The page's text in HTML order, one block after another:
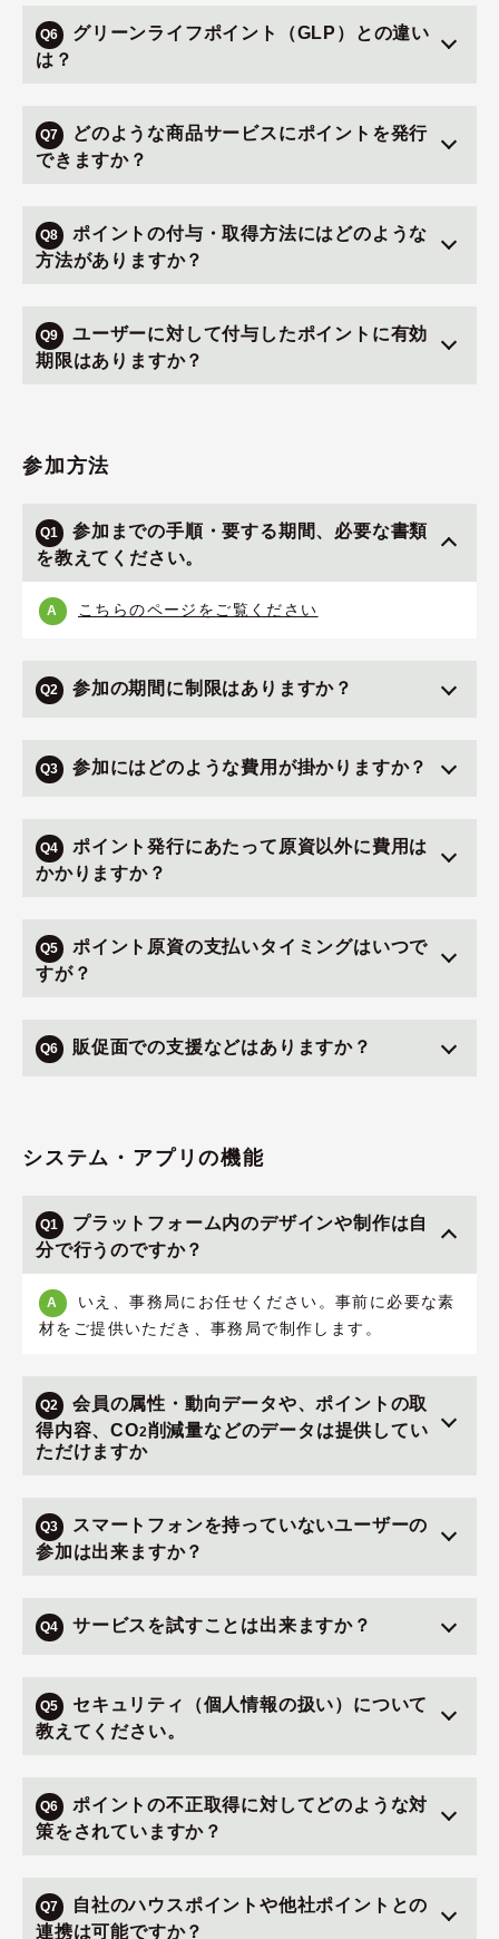
Q6
グリーンライフポイント（GLP）との違い
は？
Q7
どのような商品サービスにポイントを発行
できますか？
Q8
ポイントの付与・取得方法にはどのような
方法がありますか？
Q9
ユーザーに対して付与したポイントに有効
期限はありますか？
参加方法
Q1
参加までの手順・要する期間、必要な書類
を教えてください。
A こちらのページをご覧ください
Q2 参加の期間に制限はありますか？
Q3 参加にはどのような費用が掛かりますか？
Q4
ポイント発行にあたって原資以外に費用は
かかりますか？
Q5
ポイント原資の支払いタイミングはいつで
すが？
Q6 販促面での支援などはありますか？
システム・アプリの機能
Q1
プラットフォーム内のデザインや制作は自
分で行うのですか？
A
いえ、事務局にお任せください。事前に必要な素
材をご提供いただき、事務局で制作します。
Q2
会員の属性・動向データや、ポイントの取
得内容、CO2削減量などのデータは提供してい
ただけますか
Q3
スマートフォンを持っていないユーザーの
参加は出来ますか？
Q4 サービスを試すことは出来ますか？
Q5
セキュリティ（個人情報の扱い）について
教えてください。
Q6
ポイントの不正取得に対してどのような対
策をされていますか？
Q7
自社のハウスポイントや他社ポイントとの
連携は可能ですか？